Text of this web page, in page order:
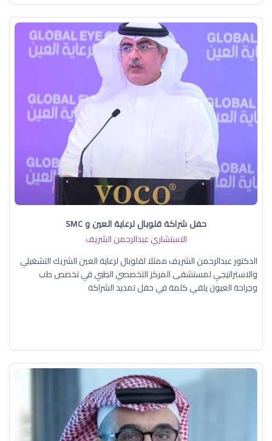
حفل شراكة قلوبال لرعاية العين و SMC
الاستشاري عبدالرحمن الشريف
الدكتور عبدالرحمن الشريف ممثلا لقلوبال لرعاية العين الشريك التشغيلي
والاستراتيجي لمستشفى المركز التخصصي الطبي في تخصص طب
وجراحة العيون يلقي كلمة في حفل تمديد الشراكة